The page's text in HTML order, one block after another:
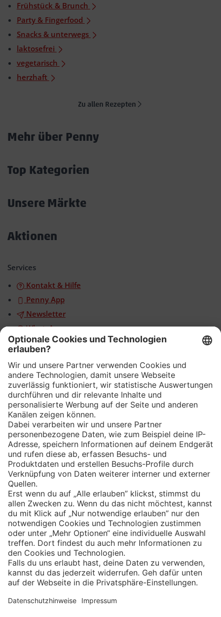
Frühstück & Brunch
Party & Fingerfood
Snacks & unterwegs
laktosefrei
vegetarisch
herzhaft
Zu allen Rezepten
Mehr über Penny
Top Kategorien
Unsere Märkte
Aktionen
Services
Kontakt & Hilfe
Penny App
Newsletter
WhatsApp
App
Eishockey
Impressum
Privatsphäre-Einstellungen